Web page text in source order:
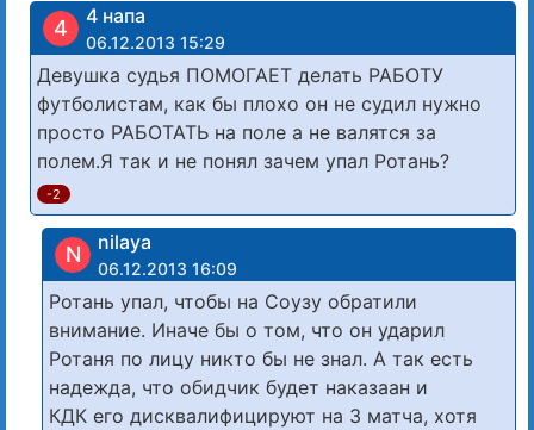
4 4 напа
06.12.2013 15:29
Девушка судья ПОМОГАЕТ делать РАБОТУ
футболистам, как бы плохо он не судил нужно
просто РАБОТАТЬ на поле а не валятся за
полем.Я так и не понял зачем упал Ротань?
-2
N nilaya
06.12.2013 16:09
Ротань упал, чтобы на Соузу обратили
внимание. Иначе бы о том, что он ударил
Ротаня по лицу никто бы не знал. А так есть
надежда, что обидчик будет наказаан и
КДК его дисквалифицируют на 3 матча, хотя